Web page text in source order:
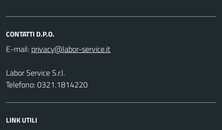
CONTATTI D.P.O.
E-mail:
Labor Service S.r.l.
Telefono: 0321.1814220
LINK UTILI